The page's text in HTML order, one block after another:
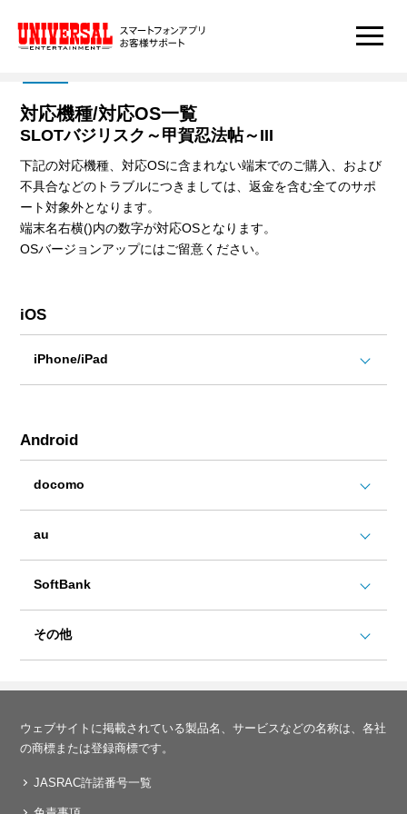
対応機種/対応OS一覧
SLOTバジリスク～甲賀忍法帖～III
下記の対応機種、対応OSに含まれない端末でのご購入、および
不具合などのトラブルにつきましては、返金を含む全てのサポ
ート対象外となります。
端末名右横()内の数字が対応OSとなります。
OSバージョンアップにはご留意ください。
iOS
iPhone/iPad
Android
docomo
au
SoftBank
その他
ウェブサイトに掲載されている製品名、サービスなどの名称は、各社
の商標または登録商標です。
JASRAC許諾番号一覧